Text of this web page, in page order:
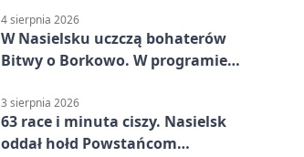
4 sierpnia 2026
W Nasielsku uczczą bohaterów
Bitwy o Borkowo. W programie
3 sierpnia 2026
63 race i minuta ciszy. Nasielsk
oddał hołd Powstańcom